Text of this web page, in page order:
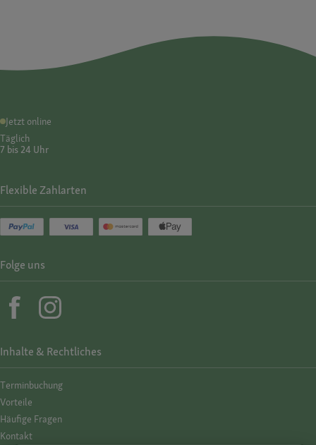
Jetzt online
Täglich
7 bis 24 Uhr
Inhalte & Rechtliches
Termin­buchung
Vorteile
Häufige Fragen
Kontakt
Flexible Zahlarten
Folge uns